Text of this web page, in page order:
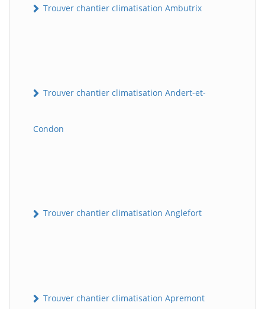
Trouver chantier climatisation Ambutrix
Trouver chantier climatisation Andert-et-
Condon
Trouver chantier climatisation Anglefort
Trouver chantier climatisation Apremont